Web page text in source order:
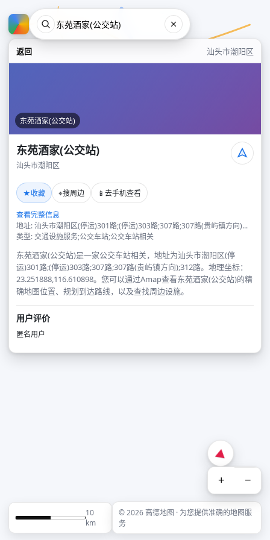
返回 汕头市潮阳区
东苑酒家(公交站)
东苑酒家(公交站)
汕头市潮阳区
★收藏 ⌖搜周边 📱 去手机查看
查看完整信息
地址: 汕头市潮阳区(停运)301路;(停运)303路;307路;307路(贵屿镇方向)...
类型: 交通设施服务;公交车站;公交车站相关
东苑酒家(公交站)是一家公交车站相关，地址为汕头市潮阳区(停
运)301路;(停运)303路;307路;307路(贵屿镇方向);312路。地理坐标：
23.251888,116.610898。您可以通过Amap查看东苑酒家(公交站)的精
确地图位置、规划到达路线，以及查找周边设施。
用户评价
匿名用户
+ −
10
km
© 2026 高德地图 · 为您提供准确的地图服
务